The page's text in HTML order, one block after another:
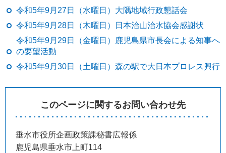
令和5年9月27日（水曜日）大隅地域行政懇話会
令和5年9月28日（木曜日）日本治山治水協会感謝状
令和5年9月29日（金曜日）鹿児島県市長会による知事へ
の要望活動
令和5年9月30日（土曜日）森の駅で大日本プロレス興行
このページに関するお問い合わせ先
垂水市役所企画政策課秘書広報係
鹿児島県垂水市上町114